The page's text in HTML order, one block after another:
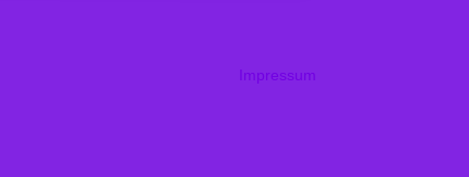
Impressum